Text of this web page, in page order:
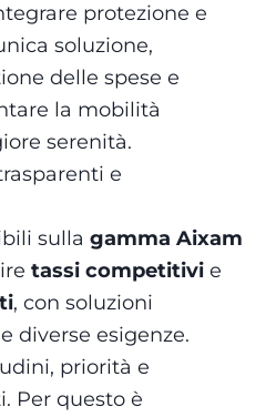
protezione e
soluzione,
delle spese e
la mobilità
serenità.
e
sulla gamma Aixam
tassi competitivi e
, con soluzioni
diverse esigenze.
priorità e
Per questo è